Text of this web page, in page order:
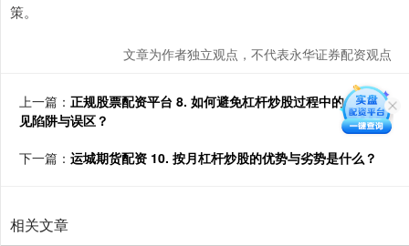
策。
文章为作者独立观点，不代表永华证券配资观点
上一篇： 正规股票配资平台 8. 如何避免杠杆炒股过程中的一些常
见陷阱与误区？
下一篇： 运城期货配资 10. 按月杠杆炒股的优势与劣势是什么？
相关文章